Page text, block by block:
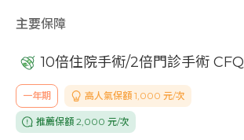
主要保障
10倍住院手術/2倍門診手術 CFQ
一年期 高人氣保額 1,000 元/次
推薦保額 2,000 元/次